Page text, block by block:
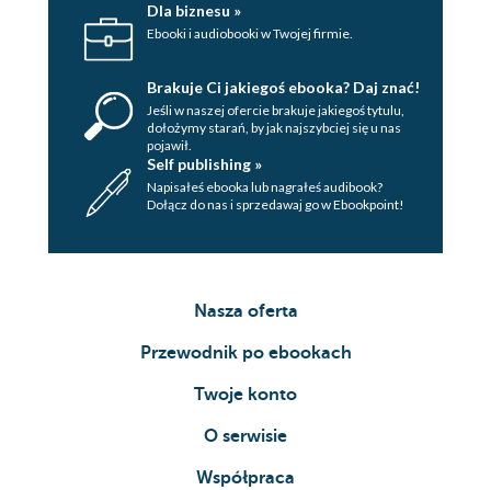
Dla biznesu »
Ebooki i audiobooki w Twojej firmie.
Brakuje Ci jakiegoś ebooka? Daj znać!
Jeśli w naszej ofercie brakuje jakiegoś tytulu,
dołożymy starań, by jak najszybciej się u nas
pojawił.
Self publishing »
Napisałeś ebooka lub nagrałeś audibook?
Dołącz do nas i sprzedawaj go w Ebookpoint!
Nasza oferta
Przewodnik po ebookach
Twoje konto
O serwisie
Współpraca